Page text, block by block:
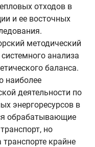
отходов в
и ее восточных
методический
анализа
баланса.
наиболее
деятельности по
энергоресурсов в
обрабатывающие
но
транспорте крайне